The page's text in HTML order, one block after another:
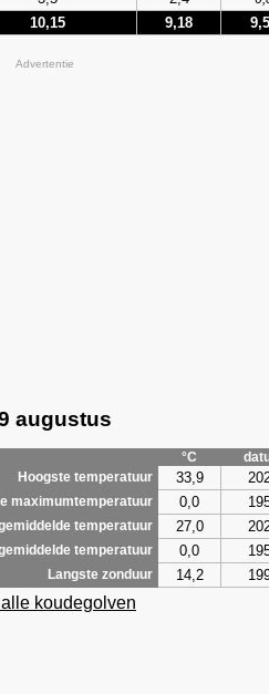
10,15 9,18
Advertentie
augustus
°C
Hoogste temperatuur
33,9
maximumtemperatuur 0,0
temperatuur 27,0
temperatuur 0,0
Langste zonduur 14,2
koudegolven